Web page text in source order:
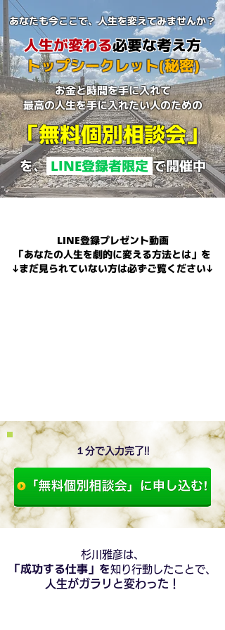
あなたも今ここで、人生を変えてみませんか？
人生が変わる必要な考え方
トップシークレット(秘密)
お金と時間を手に入れて
最高の人生を手に入れたい人のための
「無料個別相談会」
を、 LINE登録者限定 で開催中
LINE登録プレゼント動画
「あなたの人生を劇的に変える方法とは」を
↓まだ見られていない方は必ずご覧ください↓
１分で入力完了!!
杉川雅彦は、
「成功する仕事」を知り行動したことで、
人生がガラリと変わった！